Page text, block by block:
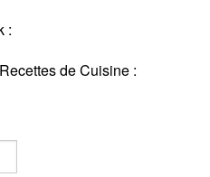
:
de Cuisine :